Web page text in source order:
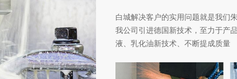
白城解决客户的实用问题就是我们
我公司引进德国新技术，至力于产
液、乳化油新技术、不断提成质量